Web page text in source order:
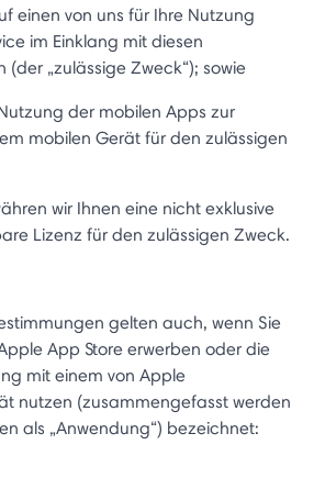
einen von uns für Ihre Nutzung
im Einklang mit diesen
„zulässige Zweck“); sowie
der mobilen Apps zur
mobilen Gerät für den zulässigen
wir Ihnen eine nicht exklusive
Lizenz für den zulässigen Zweck.
gelten auch, wenn Sie
App Store erwerben oder die
mit einem von Apple
nutzen (zusammengefasst werden
als „Anwendung“) bezeichnet: